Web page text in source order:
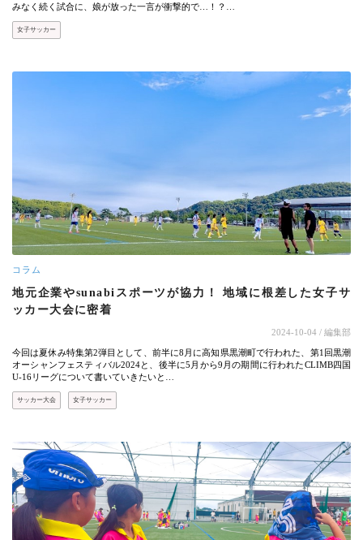
みなく続く試合に、娘が放った一言が衝撃的で…！？…
女子サッカー
コラム
地元企業やsunabiスポーツが協力！ 地域に根差した女子サ
ッカー大会に密着
2024-10-04 / 編集部
今回は夏休み特集第2弾目として、前半に8月に高知県黒潮町で行われた、第1回黒潮
オーシャンフェスティバル2024と、後半に5月から9月の期間に行われたCLIMB四国
U-16リーグについて書いていきたいと…
サッカー大会 女子サッカー